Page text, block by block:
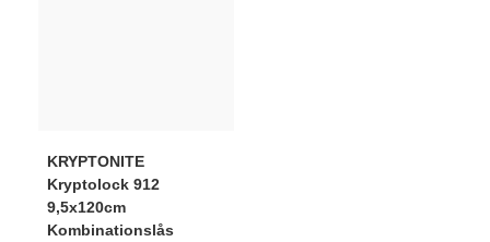
KRYPTONITE
Kryptolock 912
9,5x120cm
Kombinationslås